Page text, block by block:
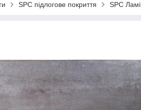
SPC підлогове покриття SPC